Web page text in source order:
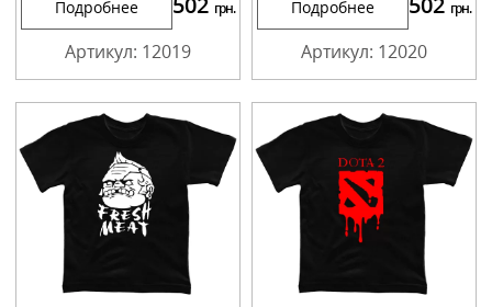
Подробнее грн.
Артикул: 12019
Подробнее грн.
Артикул: 12020